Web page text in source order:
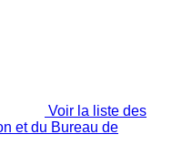
Voir la liste des
et du Bureau de